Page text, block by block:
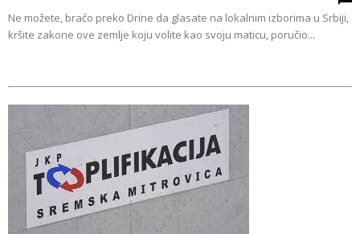
Ne možete, braćo preko Drine da glasate na lokalnim izborima u Srbiji,
kršite zakone ove zemlje koju volite kao svoju maticu, poručio...